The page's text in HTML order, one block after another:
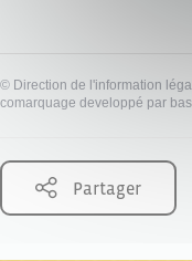
© Direction de l'information
comarquage developpé par
Partager